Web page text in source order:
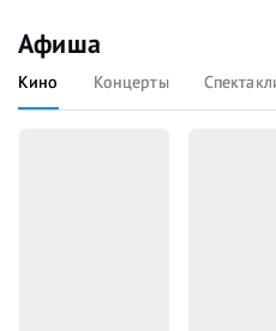
Афиша
Кино Концерты